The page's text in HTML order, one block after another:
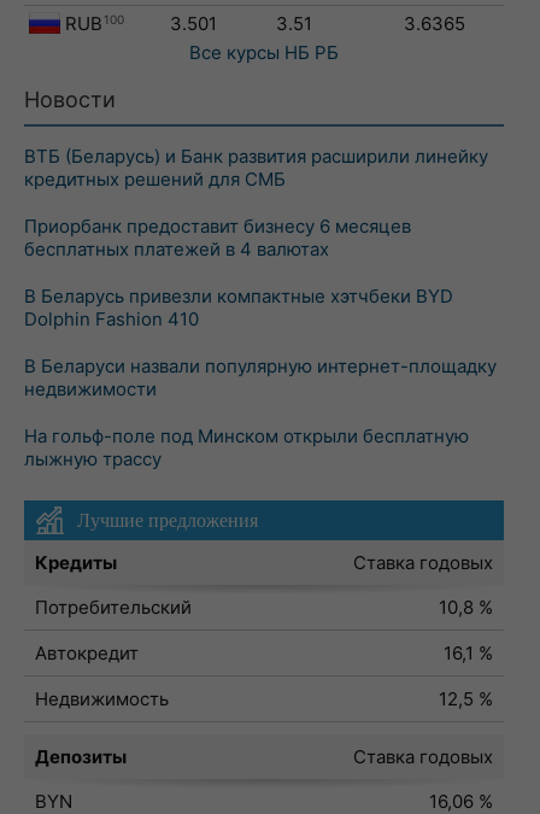
RUB 100 3.501 3.51
3.6365
Все курсы НБ РБ
Новости
ВТБ (Беларусь) и Банк развития расширили линейку
кредитных решений для СМБ
Приорбанк предоставит бизнесу 6 месяцев
бесплатных платежей в 4 валютах
В Беларусь привезли компактные хэтчбеки BYD
Dolphin Fashion 410
В Беларуси назвали популярную интернет-площадку
недвижимости
На гольф-поле под Минском открыли бесплатную
лыжную трассу
Лучшие предложения
Кредиты
Ставка годовых
Потребительский
10,8 %
Автокредит
16,1 %
Недвижимость
12,5 %
Депозиты
Ставка годовых
BYN
16,06 %